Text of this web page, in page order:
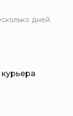
дней.